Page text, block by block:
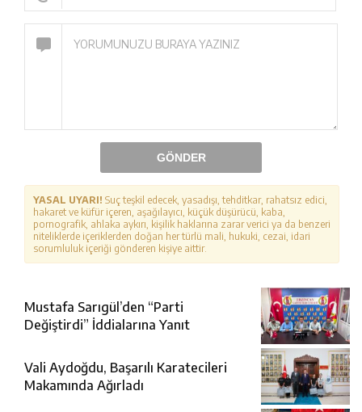
GÖNDER
YASAL UYARI! Suç teşkil edecek, yasadışı, tehditkar, rahatsız edici,
hakaret ve küfür içeren, aşağılayıcı, küçük düşürücü, kaba,
pornografik, ahlaka aykırı, kişilik haklarına zarar verici ya da benzeri
niteliklerde içeriklerden doğan her türlü mali, hukuki, cezai, idari
sorumluluk içeriği gönderen kişiye aittir.
Mustafa Sarıgül’den “Parti
Değiştirdi” İddialarına Yanıt
Vali Aydoğdu, Başarılı Karatecileri
Makamında Ağırladı